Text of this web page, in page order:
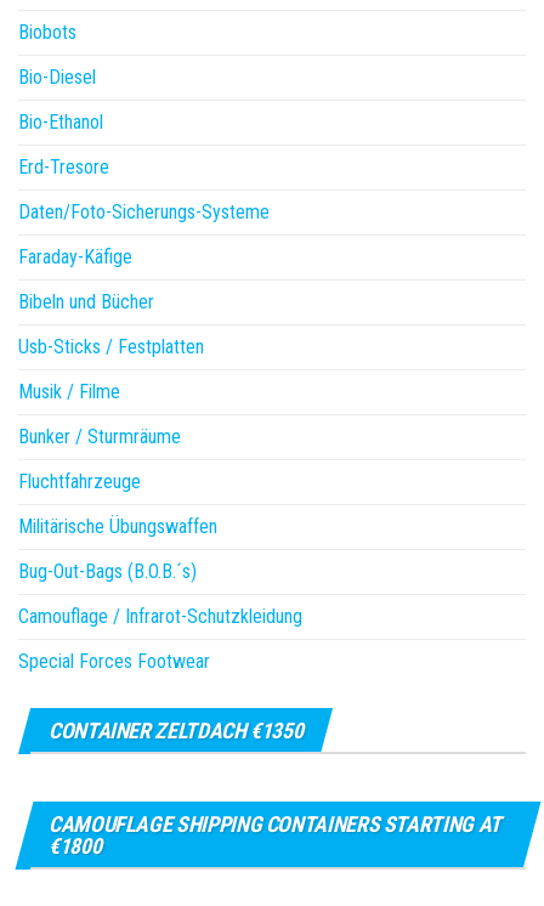
Biobots
Bio-Diesel
Bio-Ethanol
Erd-Tresore
Daten/Foto-Sicherungs-Systeme
Faraday-Käfige
Bibeln und Bücher
Usb-Sticks / Festplatten
Musik / Filme
Bunker / Sturmräume
Fluchtfahrzeuge
Militärische Übungswaffen
Bug-Out-Bags (B.O.B.´s)
Camouflage / Infrarot-Schutzkleidung
Special Forces Footwear
CONTAINER ZELTDACH €1350
CAMOUFLAGE SHIPPING CONTAINERS STARTING AT
€1800